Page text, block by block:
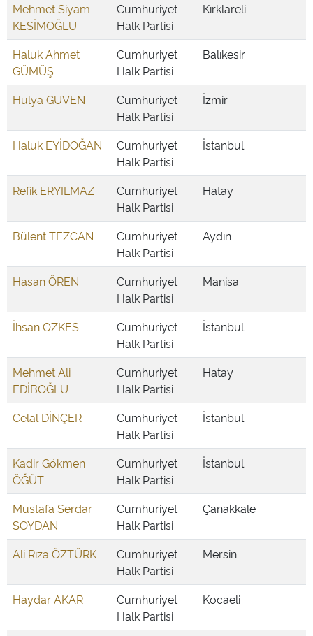
Mehmet Siyam
KESİMOĞLU
Cumhuriyet
Halk Partisi
Kırklareli
Haluk Ahmet
GÜMÜŞ
Cumhuriyet
Halk Partisi
Balıkesir
Hülya GÜVEN
Cumhuriyet
Halk Partisi
İzmir
Haluk EYİDOĞAN
Cumhuriyet
Halk Partisi
İstanbul
Refik ERYILMAZ
Cumhuriyet
Halk Partisi
Hatay
Bülent TEZCAN
Cumhuriyet
Halk Partisi
Aydın
Hasan ÖREN
Cumhuriyet
Halk Partisi
Manisa
İhsan ÖZKES
Cumhuriyet
Halk Partisi
İstanbul
Mehmet Ali
EDİBOĞLU
Cumhuriyet
Halk Partisi
Hatay
Celal DİNÇER
Cumhuriyet
Halk Partisi
İstanbul
Kadir Gökmen
ÖĞÜT
Cumhuriyet
Halk Partisi
İstanbul
Mustafa Serdar
SOYDAN
Cumhuriyet
Halk Partisi
Çanakkale
Ali Rıza ÖZTÜRK
Cumhuriyet
Halk Partisi
Mersin
Haydar AKAR
Cumhuriyet
Halk Partisi
Kocaeli